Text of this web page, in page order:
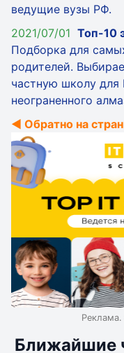
ведущие вузы РФ.
2021/07/01 Топ-10
Подборка для
родителей.
частную школу
неограненного
◄ Обратно на
Ближайшие